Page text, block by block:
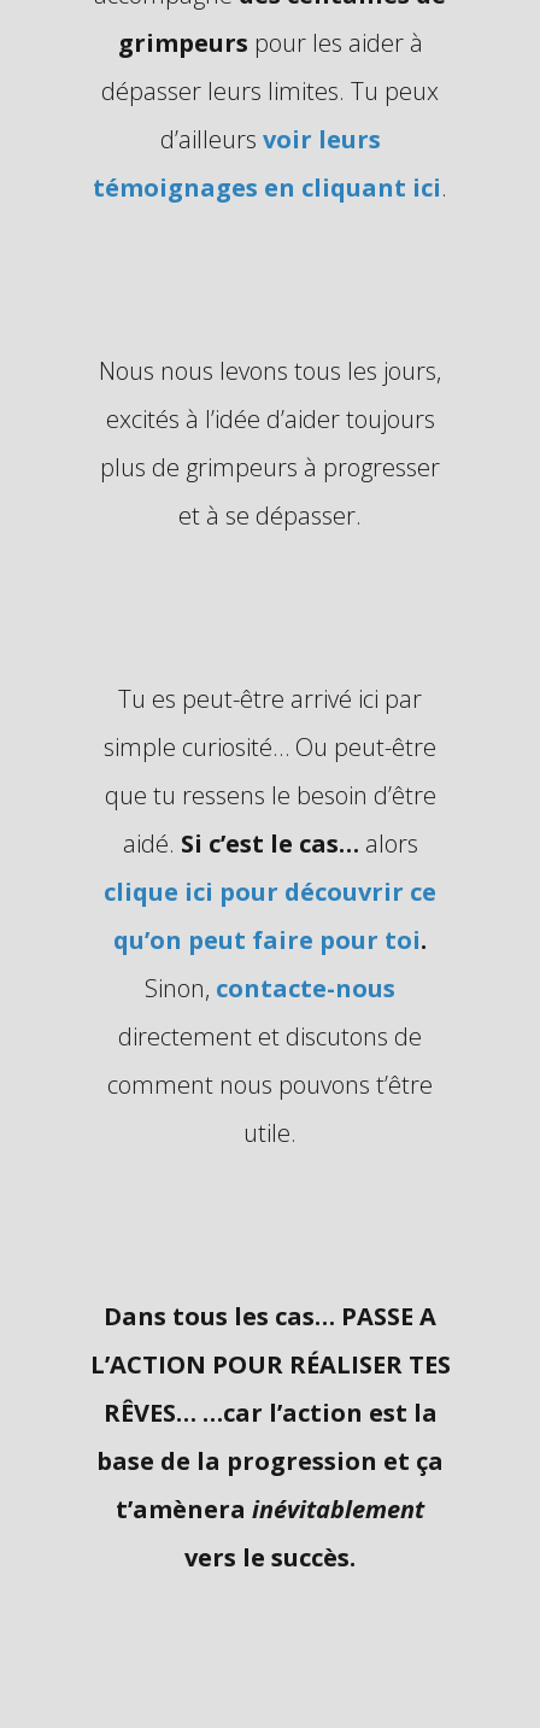
grimpeurs pour les aider à
dépasser leurs limites. Tu peux
d’ailleurs voir leurs
témoignages en cliquant ici.
Nous nous levons tous les jours,
excités à l’idée d’aider toujours
plus de grimpeurs à progresser
et à se dépasser.
Tu es peut-être arrivé ici par
simple curiosité… Ou peut-être
que tu ressens le besoin d’être
aidé. Si c’est le cas… alors
clique ici pour découvrir ce
qu’on peut faire pour toi.
Sinon, contacte-nous
directement et discutons de
comment nous pouvons t’être
utile.
Dans tous les cas… PASSE A
L’ACTION POUR RÉALISER TES
RÊVES… …car l’action est la
base de la progression et ça
t’amènera inévitablement
vers le succès.